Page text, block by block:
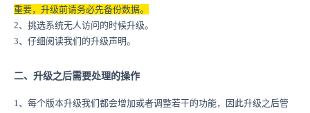
重要，升级前请务必先备份数据。
2、挑选系统无人访问的时候升级。
3、仔细阅读我们的升级声明。
二、升级之后需要处理的操作
1、每个版本升级我们都会增加或者调整若干的功能，因此升级之后管